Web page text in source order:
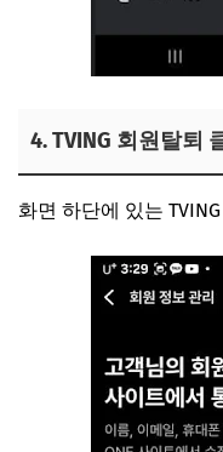
4. TVING 회원탈퇴
화면 하단에 있는